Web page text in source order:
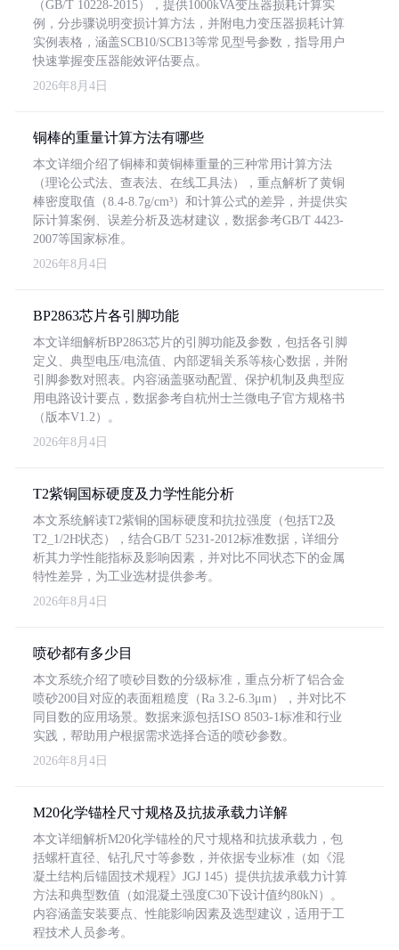
（GB/T 10228-2015），提供1000kVA变压器损耗计算实
例，分步骤说明变损计算方法，并附电力变压器损耗计算
实例表格，涵盖SCB10/SCB13等常见型号参数，指导用户
快速掌握变压器能效评估要点。
2026年8月4日
铜棒的重量计算方法有哪些
本文详细介绍了铜棒和黄铜棒重量的三种常用计算方法
（理论公式法、查表法、在线工具法），重点解析了黄铜
棒密度取值（8.4-8.7g/cm³）和计算公式的差异，并提供实
际计算案例、误差分析及选材建议，数据参考GB/T 4423-
2007等国家标准。
2026年8月4日
BP2863芯片各引脚功能
本文详细解析BP2863芯片的引脚功能及参数，包括各引脚
定义、典型电压/电流值、内部逻辑关系等核心数据，并附
引脚参数对照表。内容涵盖驱动配置、保护机制及典型应
用电路设计要点，数据参考自杭州士兰微电子官方规格书
（版本V1.2）。
2026年8月4日
T2紫铜国标硬度及力学性能分析
本文系统解读T2紫铜的国标硬度和抗拉强度（包括T2及
T2_1/2H状态），结合GB/T 5231-2012标准数据，详细分
析其力学性能指标及影响因素，并对比不同状态下的金属
特性差异，为工业选材提供参考。
2026年8月4日
喷砂都有多少目
本文系统介绍了喷砂目数的分级标准，重点分析了铝合金
喷砂200目对应的表面粗糙度（Ra 3.2-6.3μm），并对比不
同目数的应用场景。数据来源包括ISO 8503-1标准和行业
实践，帮助用户根据需求选择合适的喷砂参数。
2026年8月4日
M20化学锚栓尺寸规格及抗拔承载力详解
本文详细解析M20化学锚栓的尺寸规格和抗拔承载力，包
括螺杆直径、钻孔尺寸等参数，并依据专业标准（如《混
凝土结构后锚固技术规程》JGJ 145）提供抗拔承载力计算
方法和典型数值（如混凝土强度C30下设计值约80kN）。
内容涵盖安装要点、性能影响因素及选型建议，适用于工
程技术人员参考。